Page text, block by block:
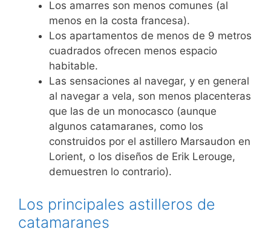
Los amarres son menos comunes (al
menos en la costa francesa).
Los apartamentos de menos de 9 metros
cuadrados ofrecen menos espacio
habitable.
Las sensaciones al navegar, y en general
al navegar a vela, son menos placenteras
que las de un monocasco (aunque
algunos catamaranes, como los
construidos por el astillero Marsaudon en
Lorient, o los diseños de Erik Lerouge,
demuestren lo contrario).
Los principales astilleros de
catamaranes